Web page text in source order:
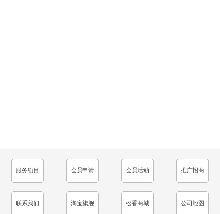
服务项目 会员申请 会员活动 推广招商
联系我们 淘宝旗舰 松香商城 公司地图